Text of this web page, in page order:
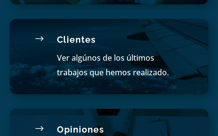
$ Clientes
Ver algúnos de los últimos
trabajos que hemos realizado.
$ Opiniones